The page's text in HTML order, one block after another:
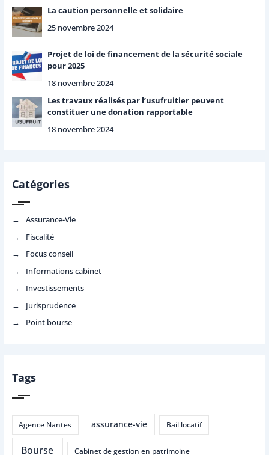
La caution personnelle et solidaire
25 novembre 2024
Projet de loi de financement de la sécurité sociale
pour 2025
18 novembre 2024
Les travaux réalisés par l’usufruitier peuvent
constituer une donation rapportable
18 novembre 2024
Catégories
Assurance-Vie
Fiscalité
Focus conseil
Informations cabinet
Investissements
Jurisprudence
Point bourse
Tags
Agence Nantes assurance-vie Bail locatif
Bourse Cabinet de gestion en patrimoine